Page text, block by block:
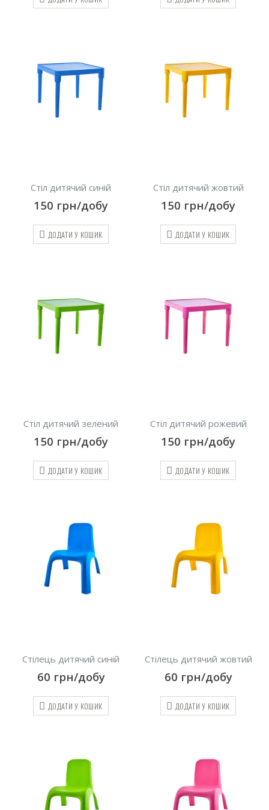
Стіл дитячий синій
150 грн/добу
ДОДАТИ У КОШИК
Стіл дитячий жовтий
150 грн/добу
ДОДАТИ У КОШИК
Стіл дитячий зелений
150 грн/добу
ДОДАТИ У КОШИК
Стіл дитячий рожевий
150 грн/добу
ДОДАТИ У КОШИК
Стілець дитячий синій
60 грн/добу
ДОДАТИ У КОШИК
Стілець дитячий жовтий
60 грн/добу
ДОДАТИ У КОШИК